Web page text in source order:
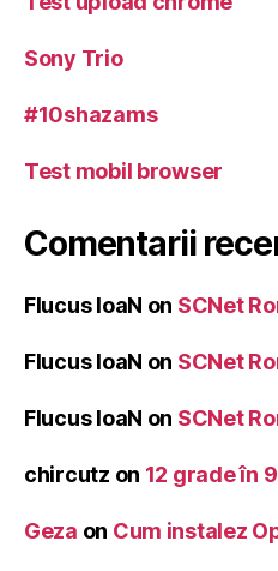
Sony Trio
#10shazams
Test mobil browser
Comentarii
Flucus IoaN on SCNet
Flucus IoaN on SCNet
Flucus IoaN on SCNet
chircutz on 12 grade în
Geza on Cum instalez